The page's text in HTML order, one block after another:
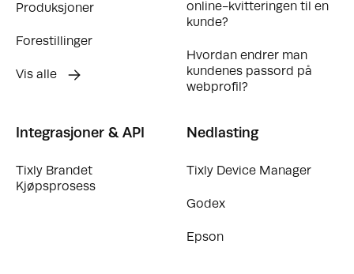
Produksjoner
Forestillinger
Vis alle
online-kvitteringen til en
kunde?
Hvordan endrer man
kundenes passord på
webprofil?
Integrasjoner & API
Tixly Brandet
Kjøpsprosess
Nedlasting
Tixly Device Manager
Godex
Epson